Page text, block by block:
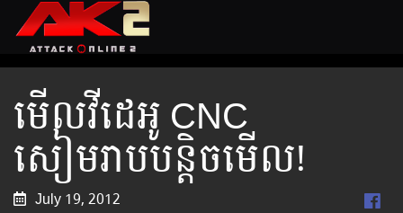
មើល​វីដេអូ ​CNC
សៀមរាប​បន្តិច​មើល!
July 19, 2012